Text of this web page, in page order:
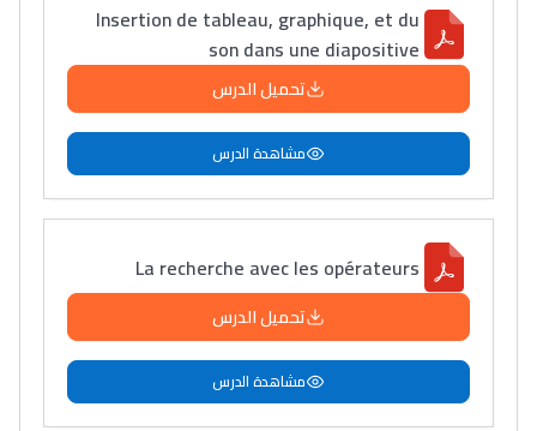
Insertion de tableau, graphique, et du
son dans une diapositive
تحميل الدرس
مشاهدة الدرس
La recherche avec les opérateurs
تحميل الدرس
مشاهدة الدرس